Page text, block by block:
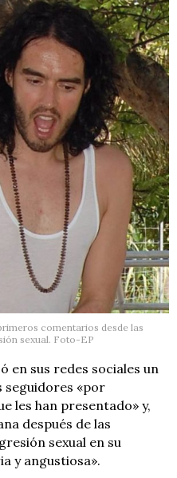
comentarios desde las
sexual. Foto-EP
en sus redes sociales un
seguidores «por
les han presentado» y,
después de las
sexual en su
y angustiosa».